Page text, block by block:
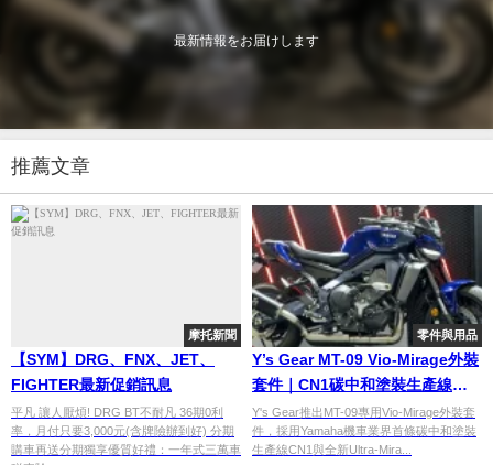
最新情報をお届けします
推薦文章
摩托新聞
【SYM】DRG、FNX、JET、
FIGHTER最新促銷訊息
平凡 讓人厭煩! DRG BT不耐凡 36期0利
率，月付只要3,000元(含牌險辦到好) 分期
購車再送分期獨享優質好禮：一年式三萬車
零件與用品
Y’s Gear MT-09 Vio-Mirage外裝
套件｜CN1碳中和塗裝生產線
×Ultra-Miracreate精密塗裝技術
Y's Gear推出MT-09專用Vio-Mirage外裝套
件，採用Yamaha機車業界首條碳中和塗裝
生產線CN1與全新Ultra-Mira...